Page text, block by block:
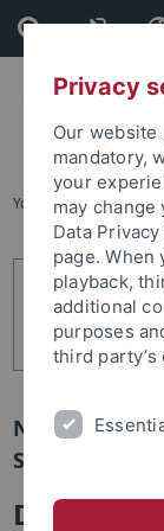
Skip
to
content
Skip
to
footer
You are here:
Newsletter
Schwerpunkt
Das
Privacy
Our website
mandatory,
your
may
Data
page. When
playback,
additional
purposes
third